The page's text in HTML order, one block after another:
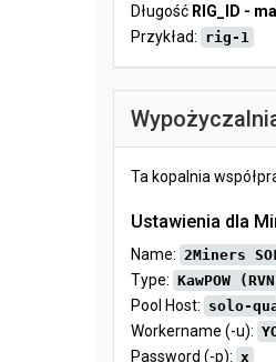
Długość RIG_ID -
Przykład: rig-1
Ta kopalnia
Ustawienia dla
Name: 2Miners
Type: KawPOW
Pool Host: solo-
Workername (-u):
Password (-p): x